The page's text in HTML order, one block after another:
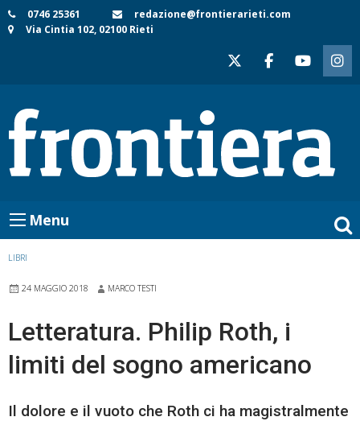
Skip
to
0746 25361
redazione@frontierarieti.com
Via Cintia 102, 02100 Rieti
Menu
LIBRI
24 MAGGIO 2018 MARCO TESTI
Letteratura. Philip Roth, i
limiti del sogno americano
Il dolore e il vuoto che Roth ci ha magistralmente